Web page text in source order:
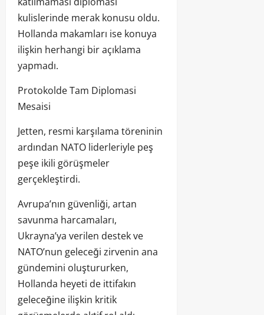
kulislerinde merak konusu oldu.
Hollanda makamları ise konuya
ilişkin herhangi bir açıklama
yapmadı.
Protokolde Tam Diplomasi
Mesaisi
Jetten, resmi karşılama töreninin
ardından NATO liderleriyle peş
peşe ikili görüşmeler
gerçekleştirdi.
Avrupa’nın güvenliği, artan
savunma harcamaları,
Ukrayna’ya verilen destek ve
NATO’nun geleceği zirvenin ana
gündemini oluştururken,
Hollanda heyeti de ittifakın
geleceğine ilişkin kritik